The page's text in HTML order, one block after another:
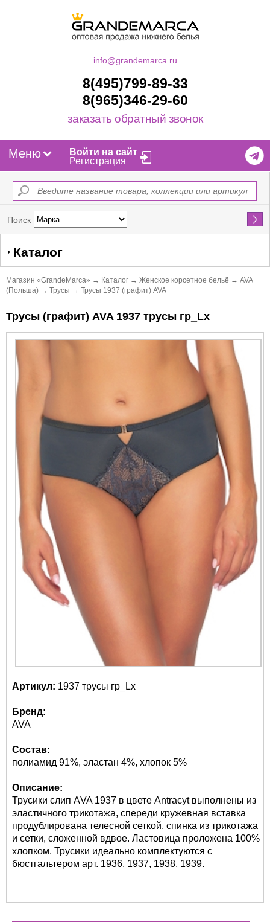
info@grandemarca.ru
8(495)799-89-33
8(965)346-29-60
заказать обратный звонок
Меню
Войти на сайт
Регистрация
Поиск Найти
Каталог
Магазин «GrandeMarca» → Каталог → Женское корсетное бельё → AVA
(Польша) → Трусы → Трусы 1937 (графит) AVA
Трусы (графит) AVA 1937 трусы гр_Lx
Артикул: 1937 трусы гр_Lx
Бренд:
AVA
Состав:
полиамид 91%, эластан 4%, хлопок 5%
Описание:
Трусики слип АVA 1937 в цвете Antracyt выполнены из
эластичного трикотажа, спереди кружевная вставка
продублирована телесной сеткой, спинка из трикотажа
и сетки, сложенной вдвое. Ластовица проложена 100%
хлопком. Трусики идеально комплектуются с
бюстгальтером арт. 1936, 1937, 1938, 1939.